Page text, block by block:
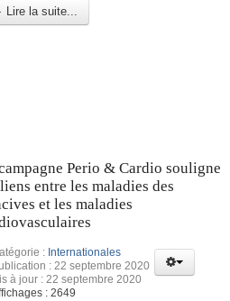
Lire la suite...
Perio & Cardio souligne
entre les maladies des
et les maladies
: Internationales
: 22 septembre 2020
à jour : 22 septembre 2020
: 2649